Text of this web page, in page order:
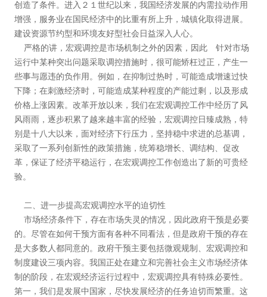
创造了条件。进入２１世纪以来，我国经济发展的内需拉动作用
增强，服务业在国民经济中的比重有所上升，城镇化取得进展。
建设资源节约型和环境友好型社会日益深入人心。
严格的讲，宏观调控是市场机制之外的因素，因此 针对市场
运行中某种突出问题采取调控措施时，很可能矫枉过正，产生一
些事与愿违的负作用。例如，在抑制过热时，可能造成增速过快
下降；在刺激经济时，可能造成某种程度的产能过剩，以及形成
价格上涨因素。改革开放以来，我们在宏观调控工作中经历了风
风雨雨，逐步积累了越来越丰富的经验，宏观调控日臻成熟，特
别是十八大以来，面对经济下行压力，坚持稳中求进的总基调，
采取了一系列创新性的政策措施，统筹稳增长、调结构、促改
革，保证了经济平稳运行，在宏观调控工作创造出了新的可贵经
验。
二、进一步提高宏观调控水平的迫切性
市场经济条件下，存在市场失灵的情况，因此政府干预是必要
的。尽管在如何干预方面有各种不同看法，但是政府干预的存在
是大多数人都同意的。政府干预主要包括微观规制、宏观调控和
制度建设三项内容。我国正处在建立和完善社会主义市场经济体
制的阶段，在宏观经济运行过程中，宏观调控具有特殊必要性。
第一，我们是发展中国家，尽快发展经济的任务迫切而繁重。这